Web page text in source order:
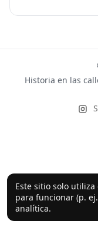
Este sitio solo utiliza
para funcionar (p.
analítica.
Historia en las